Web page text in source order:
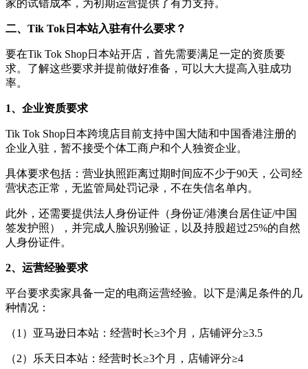
家的试错成本，为初期运营提供了有力支持。
二、 Tik Tok日本站入驻有什么要求 ？
要在Tik Tok Shop日本站开店，首先需要满足一定的资质要
求。了解这些要求并提前做好准备，可以大大提高入驻成功
率。
1、 企业资质要求
Tik Tok Shop日本跨境店目前支持中国大陆和中国香港注册的
企业入驻，暂不接受个体工商户和个人独资企业。
具体要求包括：营业执照距离过期时间应不少于90天，公司经
营状态正常，无监管局处罚记录，不在失信名单内。
此外，还需要提供法人身份证件（身份证/港澳台居住证/中国
签发护照），并完成人脸识别验证，以及持股超过25%的自然
人身份证件。
2、 运营经验要求
平台要求卖家具备一定的电商运营经验。以下是满足条件的几
种情况：
（1 ） 亚马逊日本站：经营时长≥3个月，店铺评分≥3.5
（2） 乐天日本站：经营时长≥3个月，店铺评分≥4